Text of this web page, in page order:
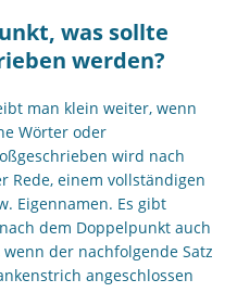
was sollte
werden?
man klein weiter, wenn
Wörter oder
wird nach
Rede, einem vollständigen
Eigennamen. Es gibt
dem Doppelpunkt auch
der nachfolgende Satz
angeschlossen